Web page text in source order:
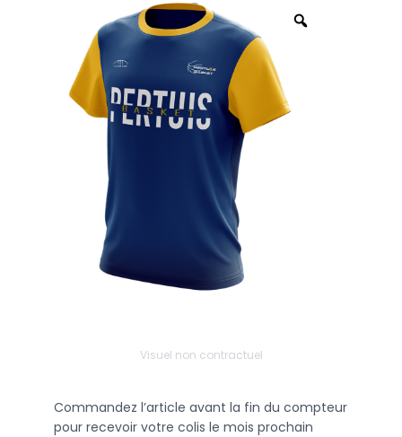
Visuel non contractuel
Commandez l’article avant la fin du compteur
pour recevoir votre colis le mois prochain